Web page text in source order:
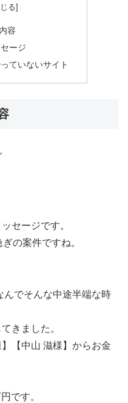
容
ージ
ていないサイト
セージです。
の案件ですね。
んでそんな中途半端な時
きました。
【中山 滋様】からお金
です。